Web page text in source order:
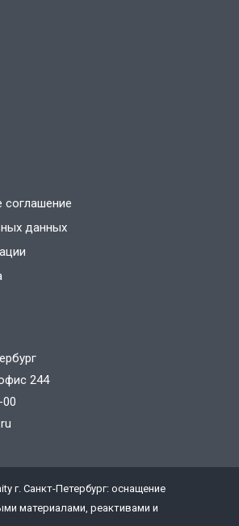
соглашение
данных
244
г. Санкт-Петербург: оснащение
материалами, реактивами и